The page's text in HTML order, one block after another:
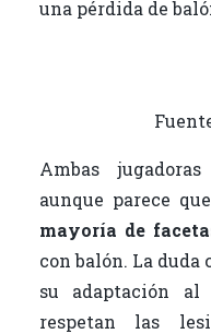
una pérdida de
Ambas
aunque parece
mayoría de
con balón. La duda
su adaptación
respetan las